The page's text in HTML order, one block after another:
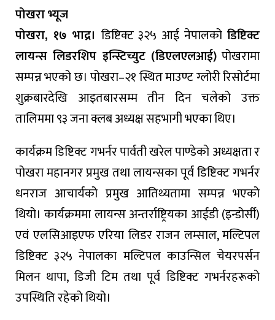
पोखरा भ्यूज
पोखरा, १७ भाद्र। डिष्टिक्ट ३२५ आई नेपालकोडिष्टिक्ट
लायन्स लिडरशिप इन्स्टिच्युट (डिएलएलआई)पोखरामा
सम्पन्न भएको छ। पोखरा–२१ स्थित माउण्ट ग्लोरी रिसोर्टमा
शुक्रबारदेखि आइतबारसम्म तीन दिन चलेको उक्त
तालिममा ९३ जना क्लब अध्यक्ष सहभागी भएका थिए।
कार्यक्रम डिष्टिक्ट गभर्नर पार्वती खरेल पाण्डेको अध्यक्षता र
पोखरा महानगर प्रमुख तथा लायन्सका पूर्व डिष्टिक्ट गभर्नर
धनराज आचार्यको प्रमुख आतिथ्यतामा सम्पन्न भएको
थियो। कार्यक्रममा लायन्स अन्तर्राष्ट्रियका आईडी (इन्डोर्सी)
एवं एलसिआइएफ एरिया लिडर राजन लम्साल, मल्टिपल
डिष्टिक्ट ३२५ नेपालका मल्टिपल काउन्सिल चेयरपर्सन
मिलन थापा, डिजी टिम तथा पूर्व डिष्टिक्ट गभर्नरहरूको
उपस्थिति रहेको थियो।